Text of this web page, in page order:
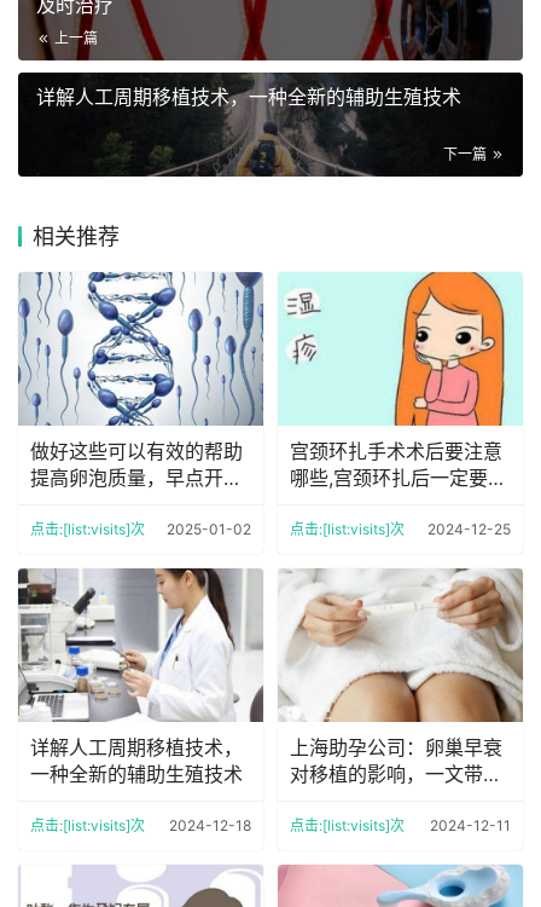
及时治疗
上一篇
详解人工周期移植技术，一种全新的辅助生殖技术
下一篇
相关推荐
做好这些可以有效的帮助
提高卵泡质量，早点开始
点击:[list:visits]次 2025-01-02
宫颈环扎手术术后要注意
哪些,宫颈环扎后一定要平
点击:[list:visits]次 2024-12-25
详解人工周期移植技术，
一种全新的辅助生殖技术
点击:[list:visits]次 2024-12-18
上海助孕公司：卵巢早衰
对移植的影响，一文带你
点击:[list:visits]次 2024-12-11